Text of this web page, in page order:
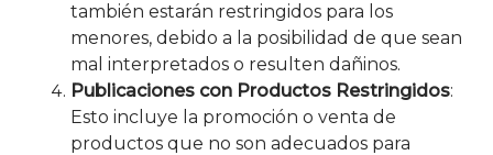
también estarán restringidos para los
menores, debido a la posibilidad de que sean
mal interpretados o resulten dañinos.
Publicaciones con Productos Restringidos:
Esto incluye la promoción o venta de
productos que no son adecuados para